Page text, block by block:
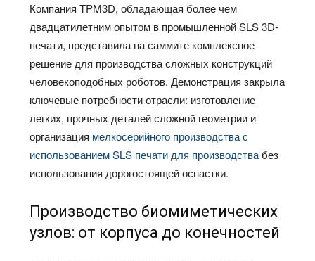
Компания TPM3D, обладающая более чем
двадцатилетним опытом в промышленной SLS 3D-
печати, представила на саммите комплексное
решение для производства сложных конструкций
человекоподобных роботов. Демонстрация закрыла
ключевые потребности отрасли: изготовление
легких, прочных деталей сложной геометрии и
организация мелкосерийного производства с
использованием SLS печати для производствабез
использования дорогостоящей оснастки.
Производство биомиметических
узлов: от корпуса до конечностей